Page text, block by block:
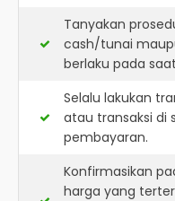
Tanyakan
cash/tunai
berlaku pada
Selalu lakukan
atau transaksi di
pembayaran.
Konfirmasikan
harga yang